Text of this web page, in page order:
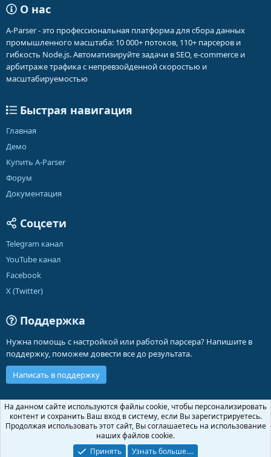
О нас
A-Parser - это профессиональная платформа для сбора данных
промышленного масштаба: 10 000+ потоков, 110+ парсеров и
гибкость Node.js. Автоматизируйте задачи в SEO, e-commerce и
арбитраже трафика с непревзойденной скоростью и
масштабируемостью
Быстрая навигация
Главная
Демо
Купить A-Parser
Форум
Документация
Соцсети
Telegram канал
YouTube канал
Facebook
X (Twitter)
Поддержка
Нужна помощь с настройкой или работой парсера? Напишите в
поддержку, поможем довести все до результата.
Написать в поддержку
Russian (RU)
Обратная связь
Условия и правила
Политика конфиденциальности
Помощь
Community platform by XenForo ® © 2010-2026 XenForo Ltd.
На данном сайте используются файлы cookie, чтобы персонализировать
контент и сохранить Ваш вход в систему, если Вы зарегистрируетесь.
Продолжая использовать этот сайт, Вы соглашаетесь на использование
наших файлов cookie.
Принять
Узнать больше.…